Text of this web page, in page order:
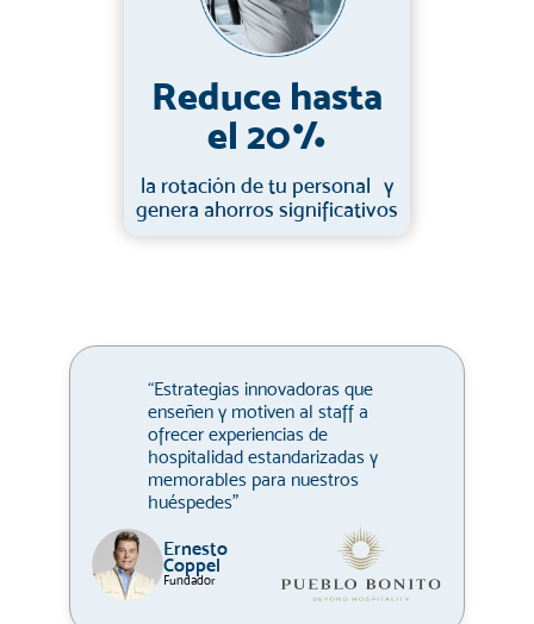
Reduce hasta
el 20%
la rotación de tu personal y
genera ahorros significativos
“Estrategias innovadoras que
enseñen y motiven al staff a
ofrecer experiencias de
hospitalidad estandarizadas y
memorables para nuestros
huéspedes”
Ernesto
Coppel
Fundador